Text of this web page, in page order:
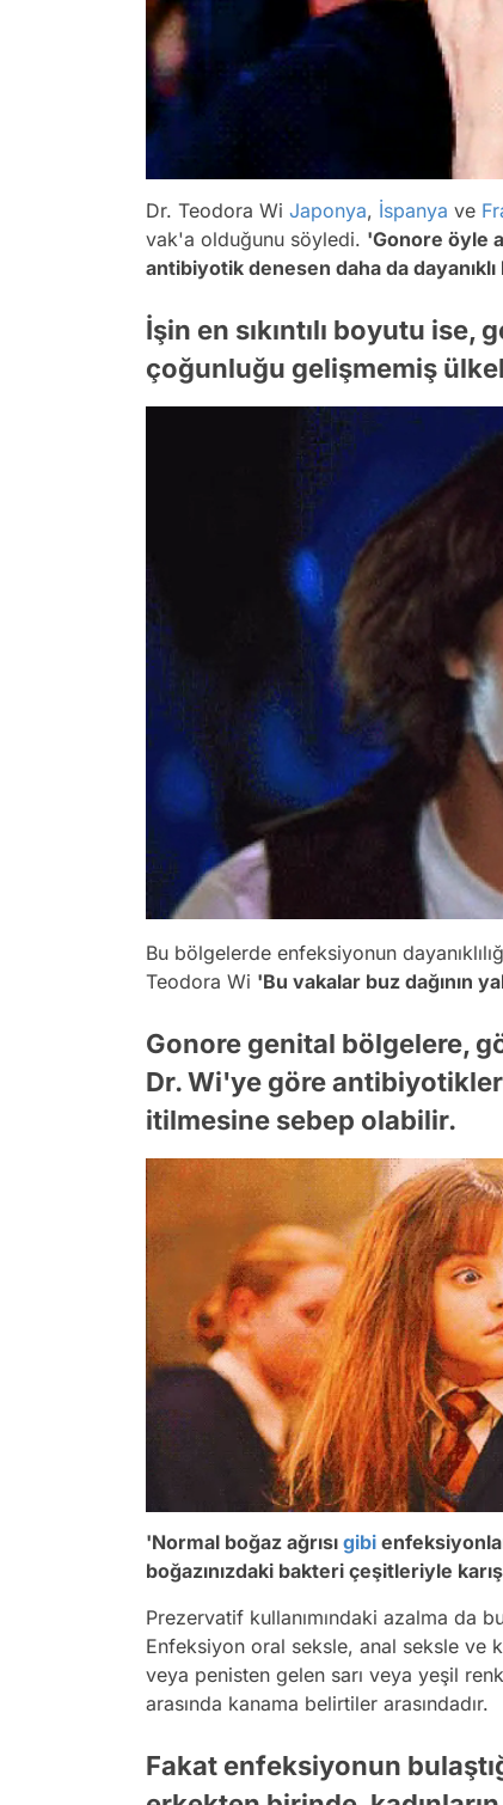
Dr. Teodora Wi Japonya, İspanya ve
vak'a olduğunu söyledi. 'Gonore öyle
antibiyotik denesen daha da
İşin en sıkıntılı boyutu
çoğunluğu gelişmemiş
Bu bölgelerde enfeksiyonun
Teodora Wi 'Bu vakalar buz dağının
Gonore genital bölgelere,
Dr. Wi'ye göre
itilmesine sebep olabilir.
'Normal boğaz ağrısı gibi
boğazınızdaki bakteri çeşitleriyle
Prezervatif kullanımındaki azalma da
Enfeksiyon oral seksle, anal seksle ve
veya penisten gelen sarı veya yeşil
arasında kanama belirtiler arasındadır.
Fakat enfeksiyonun